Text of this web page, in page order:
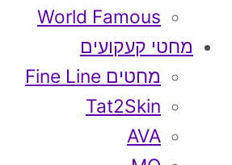
World Famous
מחטי קעקועים
מחטים Fine Line
Tat2Skin
AVA